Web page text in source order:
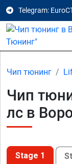
Telegram:
Чип тюнинг
Чип
лс в
Stage 1